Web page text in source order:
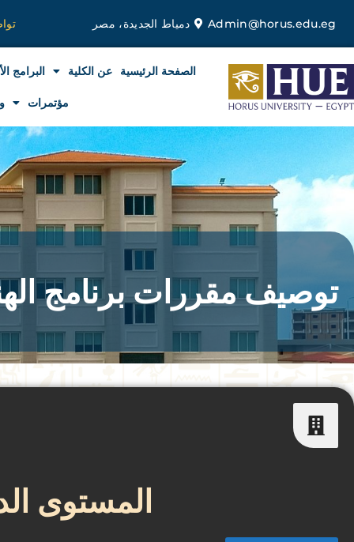
المحتوى
Admin@horus.edu.eg دمياط الجديدة، مصر
الصفحة الرئيسية عن الكلية البرامج
مؤتمرات
توصيف مقررات برنامج
المستوى